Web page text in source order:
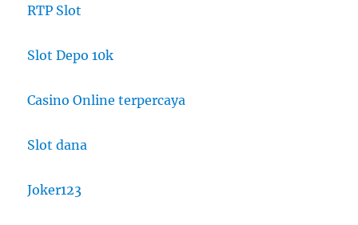
RTP Slot
Slot Depo 10k
Casino Online terpercaya
Slot dana
Joker123